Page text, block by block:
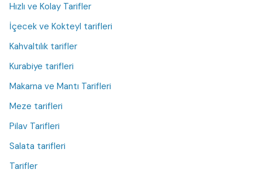
Hızlı ve Kolay Tarifler
İçecek ve Kokteyl tarifleri
Kahvaltılık tarifler
Kurabiye tarifleri
Makarna ve Mantı Tarifleri
Meze tarifleri
Pilav Tarifleri
Salata tarifleri
Tarifler